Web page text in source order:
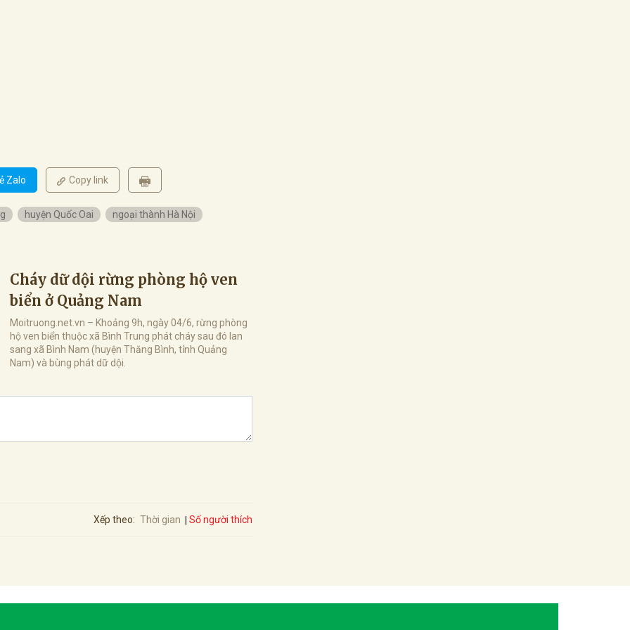
Zalo Copy link
huyện Quốc Oai ngoại thành Hà Nội
Cháy dữ dội rừng phòng hộ ven
biển ở Quảng Nam
Moitruong.net.vn – Khoảng 9h, ngày 04/6, rừng phòng
hộ ven biển thuộc xã Bình Trung phát cháy sau đó lan
sang xã Bình Nam (huyện Thăng Bình, tỉnh Quảng
Nam) và bùng phát dữ dội.
Xếp theo: Thời gian Số người thích